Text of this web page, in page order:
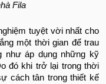
Fila
tuyệt vời nhất cho
một thời gian để trau
như áp dụng những kỹ
đó khi trở lại trong thời
cách tân trong thiết kế